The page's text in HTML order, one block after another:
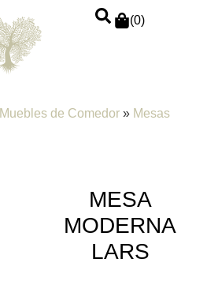
(0)
Muebles de Comedor » Mesas
MESA
MODERNA
LARS